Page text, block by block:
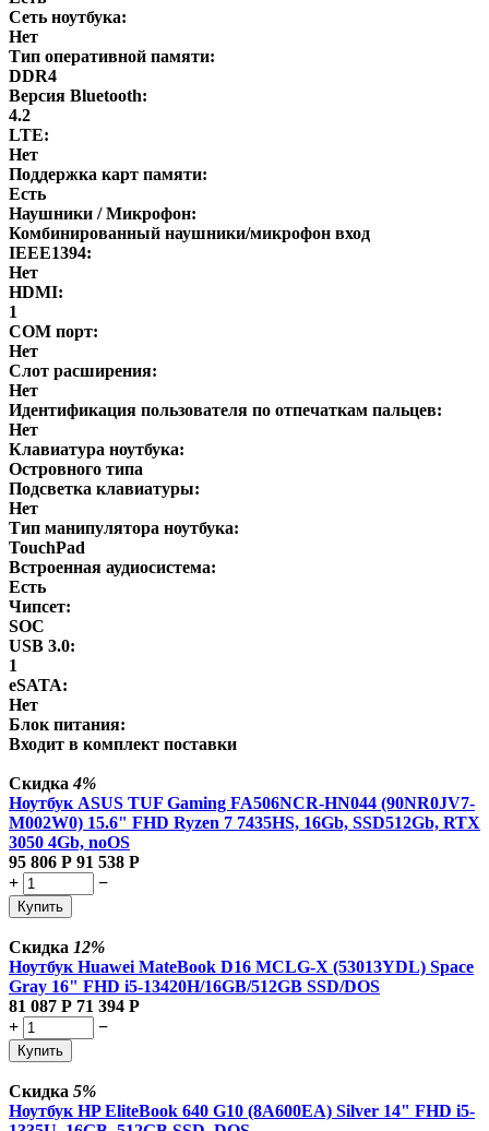
Сеть ноутбука:
Нет
Тип оперативной памяти:
DDR4
Версия Bluetooth:
4.2
LTE:
Нет
Поддержка карт памяти:
Есть
Наушники / Микрофон:
Комбинированный наушники/микрофон вход
IEEE1394:
Нет
HDMI:
1
COM порт:
Нет
Слот расширения:
Нет
Идентификация пользователя по отпечаткам пальцев:
Нет
Клавиатура ноутбука:
Островного типа
Подсветка клавиатуры:
Нет
Тип манипулятора ноутбука:
TouchPad
Встроенная аудиосистема:
Есть
Чипсет:
SOC
USB 3.0:
1
eSATA:
Нет
Блок питания:
Входит в комплект поставки
Скидка4%
Ноутбук ASUS TUF Gaming FA506NCR-HN044 (90NR0JV7-
M002W0) 15.6" FHD Ryzen 7 7435HS, 16Gb, SSD512Gb, RTX
3050 4Gb, noOS
95 806 Р 91 538 Р
+
−
Купить
Скидка 12%
Ноутбук Huawei MateBook D16 MCLG-X (53013YDL) Space
Gray 16" FHD i5-13420H/16GB/512GB SSD/DOS
81 087 Р 71 394 Р
+
−
Купить
Скидка 5%
Ноутбук HP EliteBook 640 G10 (8A600EA) Silver 14" FHD i5-